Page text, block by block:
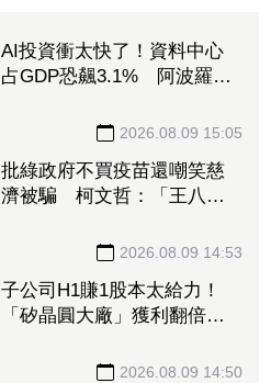
AI投資衝太快了！資料中心
占GDP恐飆3.1% 阿波羅警
2026.08.09 15:05
批綠政府不買疫苗還嘲笑慈
濟被騙 柯文哲：「王八
2026.08.09 14:53
子公司H1賺1股本太給力！
「矽晶圓大廠」獲利翻倍
攻太陽能商機 2026.08.09 14:50